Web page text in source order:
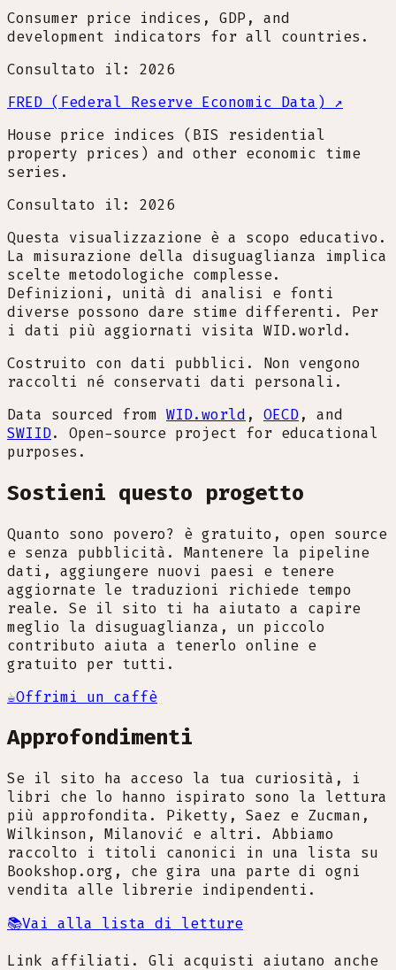
Consumer price indices, GDP, and
development indicators for all countries.
Consultato il: 2026
FRED (Federal Reserve Economic Data) ↗
House price indices (BIS residential
property prices) and other economic time
series.
Consultato il: 2026
Questa visualizzazione è a scopo educativo.
La misurazione della disuguaglianza implica
scelte metodologiche complesse.
Definizioni, unità di analisi e fonti
diverse possono dare stime differenti. Per
i dati più aggiornati visita WID.world.
Costruito con dati pubblici. Non vengono
raccolti né conservati dati personali.
Data sourced from WID.world , OECD , and
SWIID. Open-source project for educational
purposes.
Sostieni questo progetto
Quanto sono povero? è gratuito, open source
e senza pubblicità. Mantenere la pipeline
dati, aggiungere nuovi paesi e tenere
aggiornate le traduzioni richiede tempo
reale. Se il sito ti ha aiutato a capire
meglio la disuguaglianza, un piccolo
contributo aiuta a tenerlo online e
gratuito per tutti.
☕Offrimi un caffè
Approfondimenti
Se il sito ha acceso la tua curiosità, i
libri che lo hanno ispirato sono la lettura
più approfondita. Piketty, Saez e Zucman,
Wilkinson, Milanović e altri. Abbiamo
raccolto i titoli canonici in una lista su
Bookshop.org, che gira una parte di ogni
vendita alle librerie indipendenti.
📚Vai alla lista di letture
Link affiliati. Gli acquisti aiutano anche